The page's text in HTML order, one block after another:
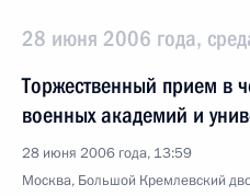
28 июня 2006 года,
Торжественный прием в
военных академий и
28 июня 2006 года, 13:59
Москва, Большой Кремлевский